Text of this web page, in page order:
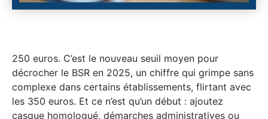
250 euros. C’est le nouveau seuil moyen pour
décrocher le BSR en 2025, un chiffre qui grimpe sans
complexe dans certains établissements, flirtant avec
les 350 euros. Et ce n’est qu’un début : ajoutez
casque homologué, démarches administratives ou